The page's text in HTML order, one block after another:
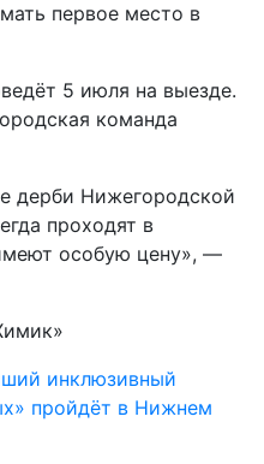
первое место в
5 июля на выезде.
команда
дерби Нижегородской
проходят в
особую цену», —
инклюзивный
пройдёт в Нижнем